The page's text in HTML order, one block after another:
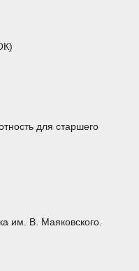
для старшего
им. В. Маяковского.